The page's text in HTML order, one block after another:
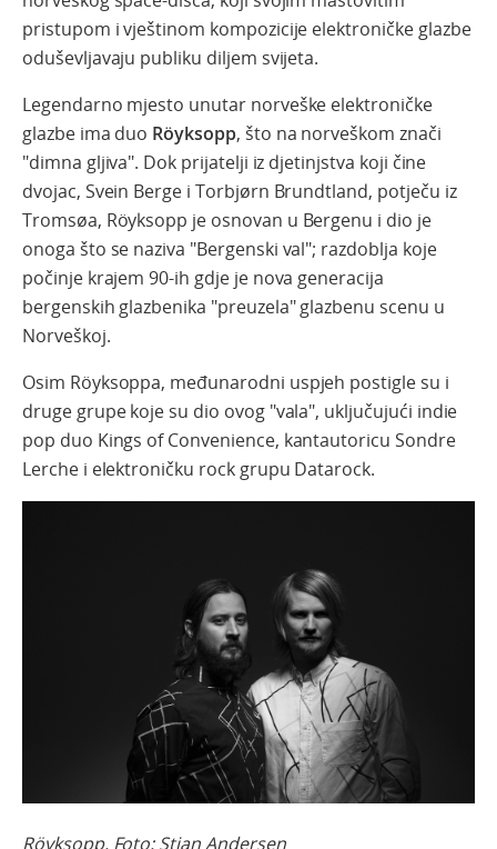
pristupom i vještinom kompozicije elektroničke glazbe
oduševljavaju publiku diljem svijeta.
Legendarno mjesto unutar norveške elektroničke
glazbe ima duo Röyksopp, što na norveškom znači
"dimna gljiva". Dok prijatelji iz djetinjstva koji čine
dvojac, Svein Berge i Torbjørn Brundtland, potječu iz
Tromsøa, Röyksopp je osnovan u Bergenu i dio je
onoga što se naziva "Bergenski val"; razdoblja koje
počinje krajem 90-ih gdje je nova generacija
bergenskih glazbenika "preuzela" glazbenu scenu u
Norveškoj.
Osim Röyksoppa, međunarodni uspjeh postigle su i
druge grupe koje su dio ovog "vala", uključujući indie
pop duo Kings of Convenience, kantautoricu Sondre
Lerche i elektroničku rock grupu Datarock.
Röyksopp. Foto: Stian Andersen